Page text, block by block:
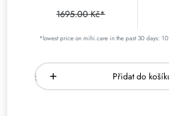
1695.00 Kč*
*lowest price on mihi.care in the past 30 days:
Přidat do